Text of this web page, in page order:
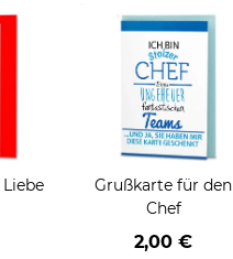
Grußkarte für den
Chef
2,00 €